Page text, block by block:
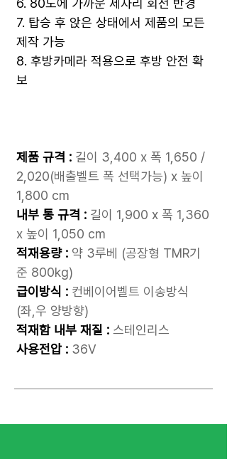
6. 80도에 가까운 제자리 회전 반경
7. 탑승 후 앉은 상태에서 제품의 모든
제작 가능
8. 후방카메라 적용으로 후방 안전 확
보
제품 규격 : 길이 3,400 x 폭 1,650 /
2,020(배출벨트 폭 선택가능) x 높이
1,800 cm
내부 통 규격 : 길이 1,900 x 폭 1,360
x 높이 1,050 cm
적재용량 : 약 3루베 (공장형 TMR기
준 800kg)
급이방식 : 컨베이어벨트 이송방식
(좌,우 양방향)
적재함 내부 재질 : 스테인리스
사용전압 : 36V